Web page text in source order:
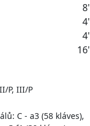
8'
4'
4'
16'
P, III/P
C - a3 (58 kláves),